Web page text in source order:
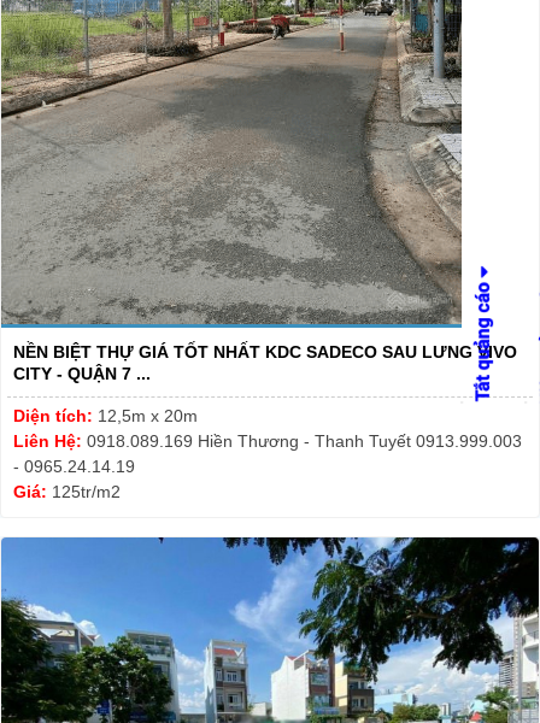
NỀN BIỆT THỰ GIÁ TỐT NHẤT KDC SADECO SAU LƯNG VIVO
CITY - QUẬN 7 ...
Diện tích: 12,5m x 20m
Liên Hệ: 0918.089.169 Hiền Thương - Thanh Tuyết 0913.999.003
- 0965.24.14.19
Giá: 125tr/m2